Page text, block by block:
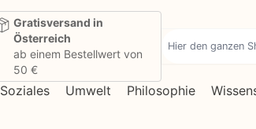
Gratisversand in
Österreich
ab einem Bestellwert von
50 €
Soziales Umwelt Philosophie